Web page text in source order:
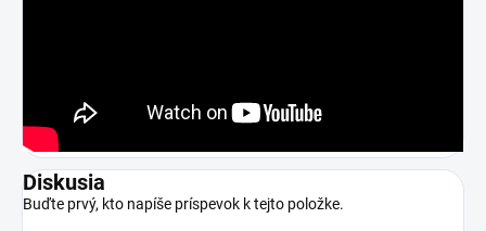
Diskusia
Buďte prvý, kto napíše príspevok k tejto položke.